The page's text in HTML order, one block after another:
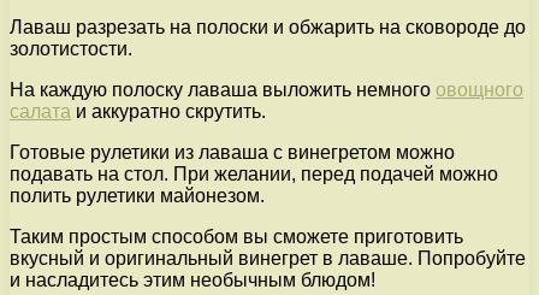
Лаваш разрезать на полоски и обжарить на сковороде до
золотистости.
На каждую полоску лаваша выложить немного овощного
салата и аккуратно скрутить.
Готовые рулетики из лаваша с винегретом можно
подавать на стол. При желании, перед подачей можно
полить рулетики майонезом.
Таким простым способом вы сможете приготовить
вкусный и оригинальный винегрет в лаваше. Попробуйте
и насладитесь этим необычным блюдом!